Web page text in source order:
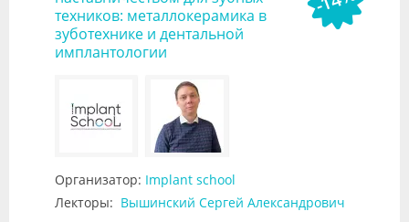
техников: металлокерамика в
зуботехнике и дентальной
имплантологии
Организатор: Implant school
Лекторы: Вышинский Сергей Александрович